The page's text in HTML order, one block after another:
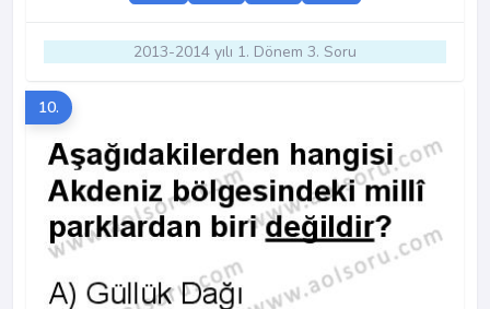
2013-2014 yılı 1. Dönem 3. Soru
10.